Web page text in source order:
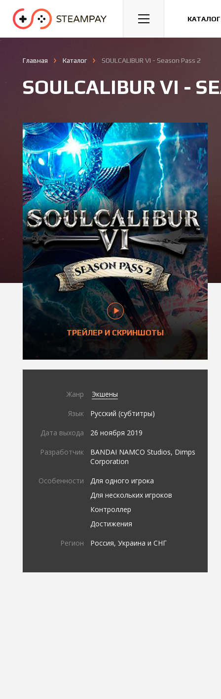
Спорт Гонки Казуальные
Главная Каталог SOULCALIBUR VI - Season Pass 2
SOULCALIBUR VI -
ТРЕЙЛЕР И СКРИНШОТЫ
Жанр Экшены
Язык Русский (субтитры)
Дата выхода 26 ноября 2019
Разработчик
BANDAI NAMCO Studios, Dimps
Corporation
Особенности
Для одного игрока
Для нескольких игроков
Контроллер
Достижения
Регион Россия, Украина и СНГ